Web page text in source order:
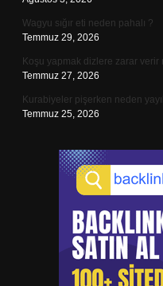
Wagyu sığır eti neden pahalı ?
Temmuz 29, 2026
Koşu yapmak dizlere zarar verir
Temmuz 27, 2026
Kurabiyeler pişerken neden
Temmuz 25, 2026